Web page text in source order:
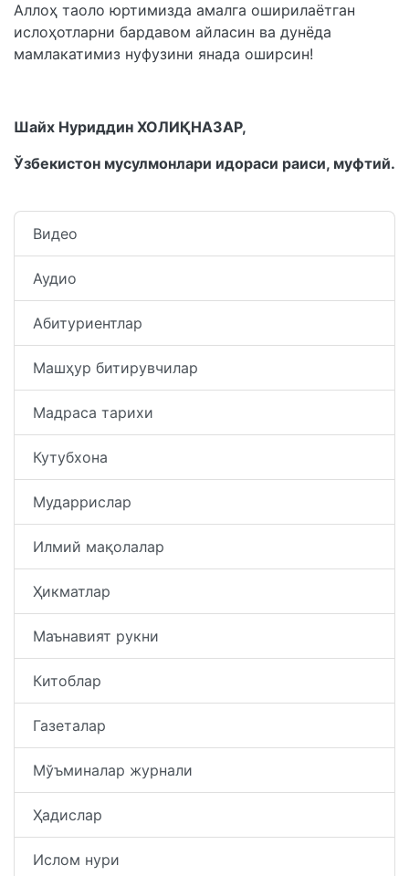
Аллоҳ таоло юртимизда амалга оширилаётган
ислоҳотларни бардавом айласин ва дунёда
мамлакатимиз нуфузини янада оширсин!
Шайх Нуриддин ХОЛИҚНАЗАР,
Ўзбекистон мусулмонлари идораси раиси, муфтий.
Видео
Аудио
Абитуриентлар
Машҳур битирувчилар
Мадраса тарихи
Кутубхона
Мударрислар
Илмий мақолалар
Ҳикматлар
Маънавият рукни
Китоблар
Газеталар
Мўъминалар журнали
Ҳадислар
Ислом нури